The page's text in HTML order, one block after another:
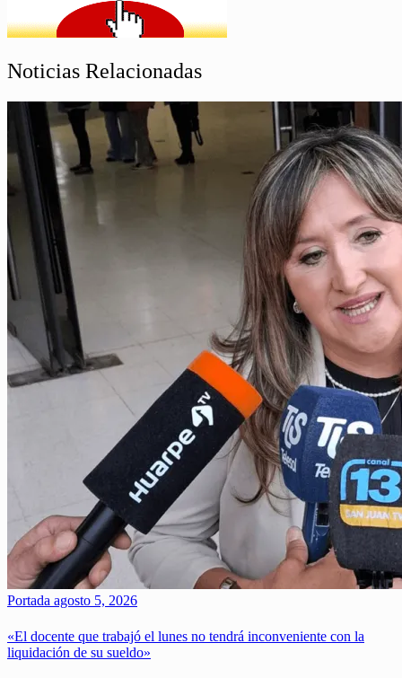
Noticias Relacionadas
Portada agosto 5, 2026
«El docente que trabajó el lunes no tendrá inconveniente con la
liquidación de su sueldo»